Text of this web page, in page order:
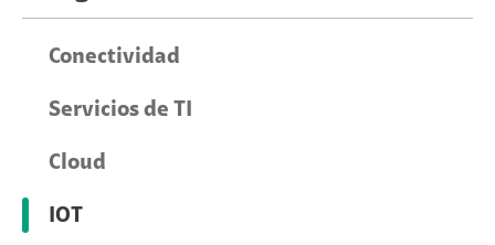
Conectividad
Servicios de TI
Cloud
IOT